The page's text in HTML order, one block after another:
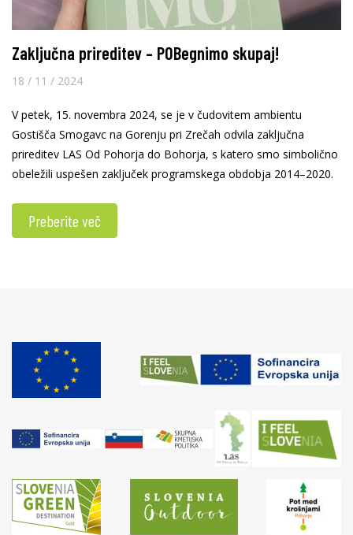
Zaključna prireditev – POBegnimo skupaj!
18 / 11 / 2024
V petek, 15. novembra 2024, se je v čudovitem ambientu
Gostišča Smogavc na Gorenju pri Zrečah odvila zaključna
prireditev LAS Od Pohorja do Bohorja, s katero smo simbolično
obeležili uspešen zaključek programskega obdobja 2014–2020.
Preberite več